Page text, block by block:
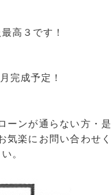
高３です！
完成予定！
ーンが通らない方・是
気楽にお問い合わせく
。